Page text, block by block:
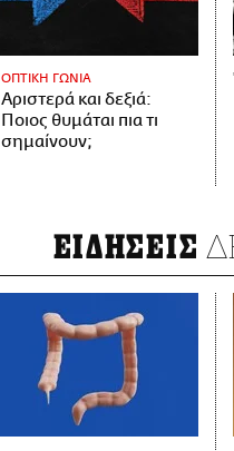
ΟΠΤΙΚΗ ΓΩΝΙΑ
Αριστερά και δεξιά:
Ποιος θυμάται πια τι
σημαίνουν;
ΕΙΔΗΣΕΙΣ